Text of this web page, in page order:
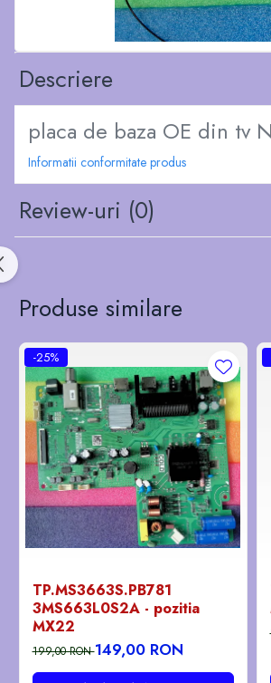
Descriere
placa de baza OE din tv
Informatii conformitate produs
Review-uri (0)
Produse similare
-25%
TP.MS3663S.PB781
3MS663L0S2A - pozitia
MX22
199,00 RON149,00 RON